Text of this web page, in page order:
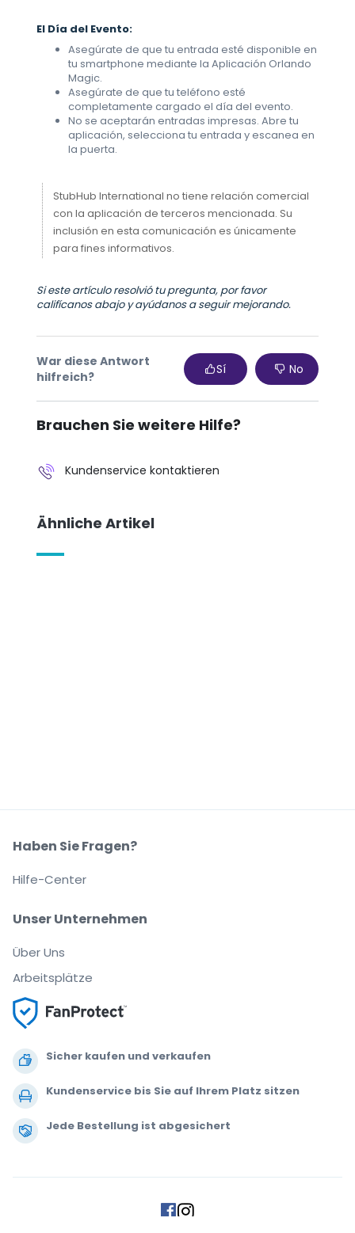
El Día del Evento:
Asegúrate de que tu entrada esté disponible en
tu smartphone mediante la Aplicación Orlando
Magic.
Asegúrate de que tu teléfono esté
completamente cargado el día del evento.
No se aceptarán entradas impresas. Abre tu
aplicación, selecciona tu entrada y escanea en
la puerta.
StubHub International no tiene relación comercial
con la aplicación de terceros mencionada. Su
inclusión en esta comunicación es únicamente
para fines informativos.
Si este artículo resolvió tu pregunta, por favor
califícanos abajo y ayúdanos a seguir mejorando.
War diese Antwort
hilfreich?
Sí No
Brauchen Sie weitere Hilfe?
Kundenservice kontaktieren
Ähnliche Artikel
Sicher kaufen und verkaufen
Kundenservice bis Sie auf Ihrem Platz sitzen
Jede Bestellung ist abgesichert
Unser Unternehmen
Über Uns
Arbeitsplätze
Haben Sie Fragen?
Hilfe-Center
.